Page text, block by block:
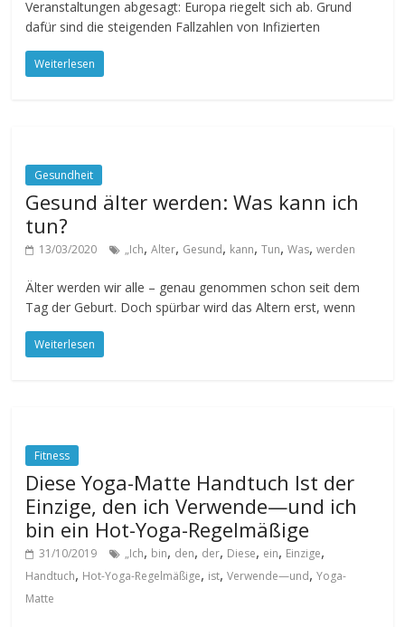
Veranstaltungen abgesagt: Europa riegelt sich ab. Grund
dafür sind die steigenden Fallzahlen von Infizierten
Weiterlesen
Gesundheit
Gesund älter werden: Was kann ich
tun?
13/03/2020 „Ich,Alter, Gesund, kann,Tun,Was,werden
Älter werden wir alle – genau genommen schon seit dem
Tag der Geburt. Doch spürbar wird das Altern erst, wenn
Weiterlesen
Fitness
Diese Yoga-Matte Handtuch Ist der
Einzige, den ich Verwende—und ich
bin ein Hot-Yoga-Regelmäßige
31/10/2019 „Ich, bin, den, der, Diese, ein, Einzige,
Handtuch, Hot-Yoga-Regelmäßige, ist,Verwende—und,Yoga-
Matte